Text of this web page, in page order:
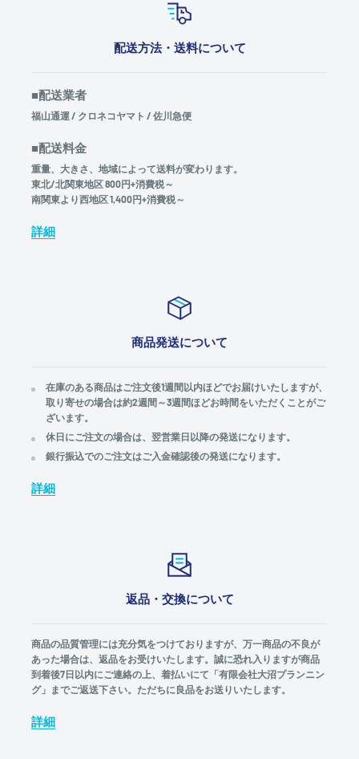
配送方法・送料について
■配送業者
福山通運 / クロネコヤマト / 佐川急便
■配送料金
重量、大きさ、地域によって送料が変わります。
東北/北関東地区 800円+消費税～
南関東より西地区 1,400円+消費税～
詳細
商品発送について
在庫のある商品はご注文後1週間以内ほどでお届けいたしますが、
取り寄せの場合は約2週間～3週間ほどお時間をいただくことがご
ざいます。
休日にご注文の場合は、翌営業日以降の発送になります。
銀行振込でのご注文はご入金確認後の発送になります。
詳細
返品・交換について
商品の品質管理には充分気をつけておりますが、万一商品の不良が
あった場合は、返品をお受けいたします。誠に恐れ入りますが商品
到着後7日以内にご連絡の上、着払いにて「有限会社大沼プランニン
グ」までご返送下さい。ただちに良品をお送りいたします。
詳細